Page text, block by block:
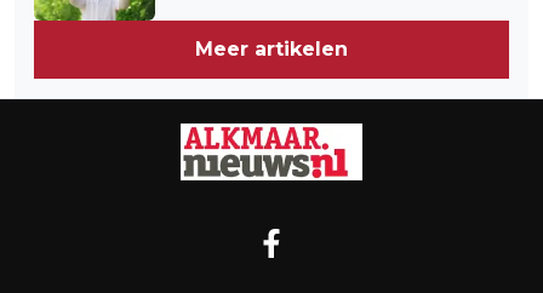
Meer artikelen